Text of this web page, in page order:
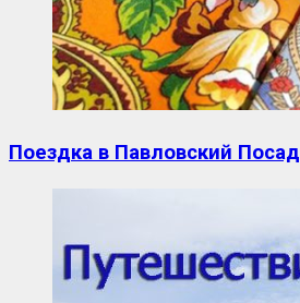
Поездка в Павловский Посад